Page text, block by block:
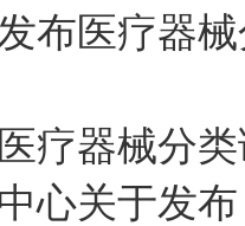
布医疗器
疗器械分
心关于发